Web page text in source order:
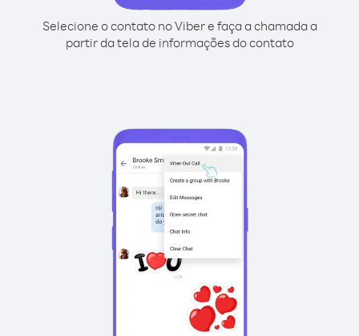
Selecione o contato no Viber e faça a chamada a
partir da tela de informações do contato